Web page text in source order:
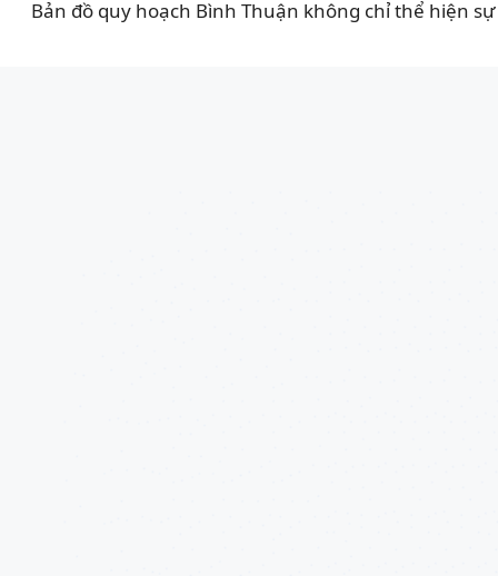
Bản đồ quy hoạch Bình Thuận không chỉ thể hiện